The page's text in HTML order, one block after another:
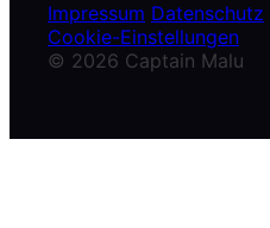
Impressum Datenschutz
Cookie-Einstellungen
© 2026 Captain Malu